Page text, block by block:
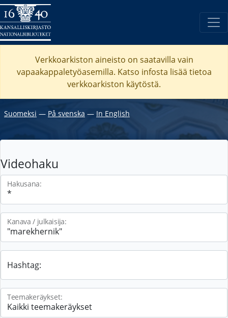
Verkkoarkiston aineisto on saatavilla vain
vapaakappaletyöasemilla. Katso infosta lisää tietoa
verkkoarkiston käytöstä.
Suomeksi ― På svenska ― In English
Videohaku
Hakusana:
Kanava / julkaisija:
Hashtag:
Teemakeräykset: